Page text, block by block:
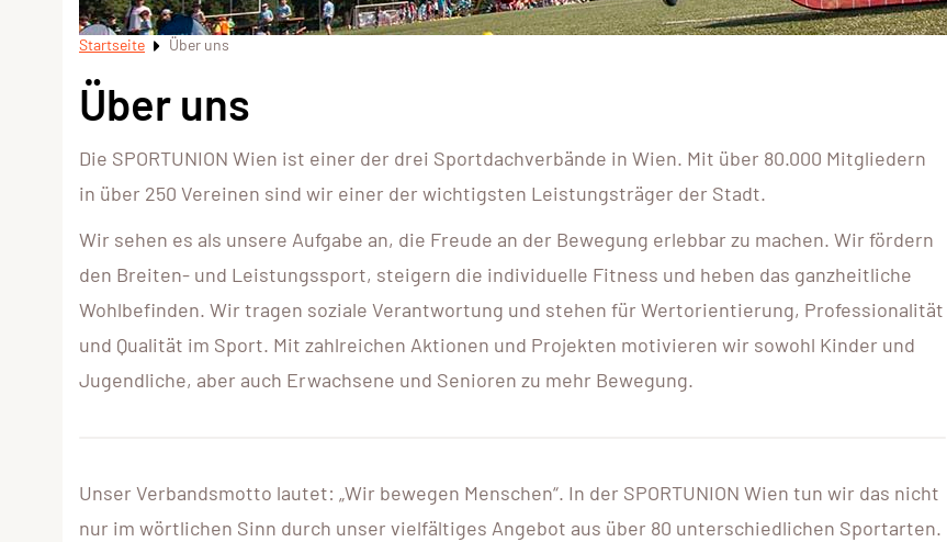
Startseite Über uns
Über uns
Die SPORTUNION Wien ist einer der drei Sportdachverbände in Wien. Mit über 80.000 Mitgliedern
in über 250 Vereinen sind wir einer der wichtigsten Leistungsträger der Stadt.
Wir sehen es als unsere Aufgabe an, die Freude an der Bewegung erlebbar zu machen. Wir fördern
den Breiten- und Leistungssport, steigern die individuelle Fitness und heben das ganzheitliche
Wohlbefinden. Wir tragen soziale Verantwortung und stehen für Wertorientierung, Professionalität
und Qualität im Sport. Mit zahlreichen Aktionen und Projekten motivieren wir sowohl Kinder und
Jugendliche, aber auch Erwachsene und Senioren zu mehr Bewegung.
Unser Verbandsmotto lautet: „Wir bewegen Menschen“. In der SPORTUNION Wien tun wir das nicht
nur im wörtlichen Sinn durch unser vielfältiges Angebot aus über 80 unterschiedlichen Sportarten.